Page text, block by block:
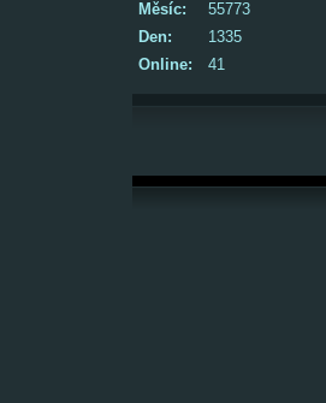
Online: 41
Měsíc:
55773
Den:
1335